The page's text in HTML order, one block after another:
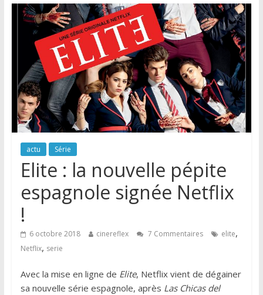
actu Série
Elite : la nouvelle pépite
espagnole signée Netflix
!
6 octobre 2018 cinereflex 7 Commentaires elite,
Netflix, serie
Avec la mise en ligne de Elite, Netflix vient de dégainer
sa nouvelle série espagnole, après Las Chicas del